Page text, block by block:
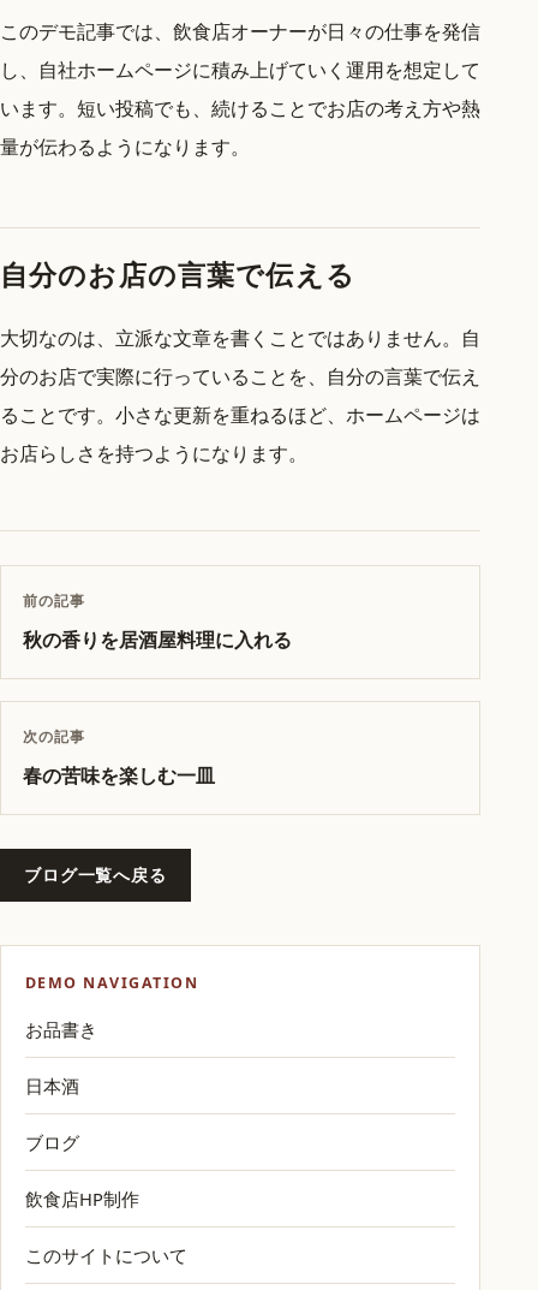
このデモ記事では、飲食店オーナーが日々の仕事を発信
し、自社ホームページに積み上げていく運用を想定して
います。短い投稿でも、続けることでお店の考え方や熱
量が伝わるようになります。
自分のお店の言葉で伝える
大切なのは、立派な文章を書くことではありません。自
分のお店で実際に行っていることを、自分の言葉で伝え
ることです。小さな更新を重ねるほど、ホームページは
お店らしさを持つようになります。
前の記事
秋の香りを居酒屋料理に入れる
次の記事
春の苦味を楽しむ一皿
ブログ一覧へ戻る
DEMO NAVIGATION
お品書き
日本酒
ブログ
飲食店HP制作
このサイトについて